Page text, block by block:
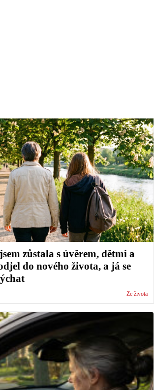
zůstala s úvěrem, dětmi a
do nového života, a já se
Ze života